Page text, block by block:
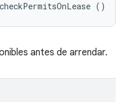
()
antes de arrendar.